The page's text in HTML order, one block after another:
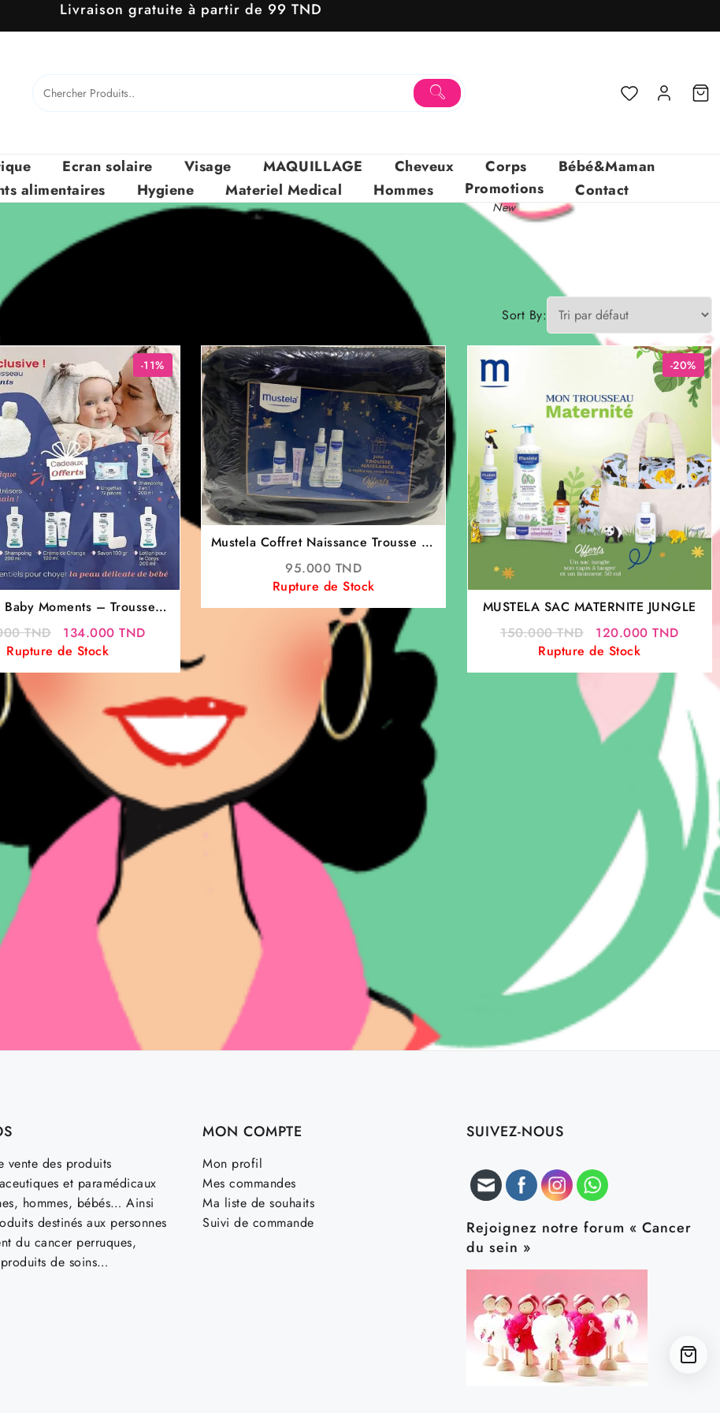
Livraison gratuite à partir de 99 TND
Ecran solaire Visage MAQUILLAGE Cheveux Corps
Bébé&Maman
alimentaires
Hygiene Materiel Medical Hommes Promotions
New
Contact
Sort By:
-11%
Moments – Trousse
bébé – 7 produits
TND
Le
prix
initial
151.000 TND.
134.000TNDLe
actuel
134.000 TND.
Rupture de Stock
Mustela Coffret Naissance Trousse en
jean
95.000 TND
Rupture de Stock
-20%
MUSTELA SAC MATERNITE JUNGLE
150.000TND
Le
prix
initial
150.000 TND.
120.000TNDLe
actuel
Rupture de Stock
vente des produits
et paramédicaux
hommes, bébés… Ainsi
destinés aux personnes
du cancer perruques,
de soins…
MON COMPTE
Mon profil
Mes commandes
Ma liste de souhaits
Suivi de commande
SUIVEZ-NOUS
Rejoignez notre forum « Cancer
du sein »